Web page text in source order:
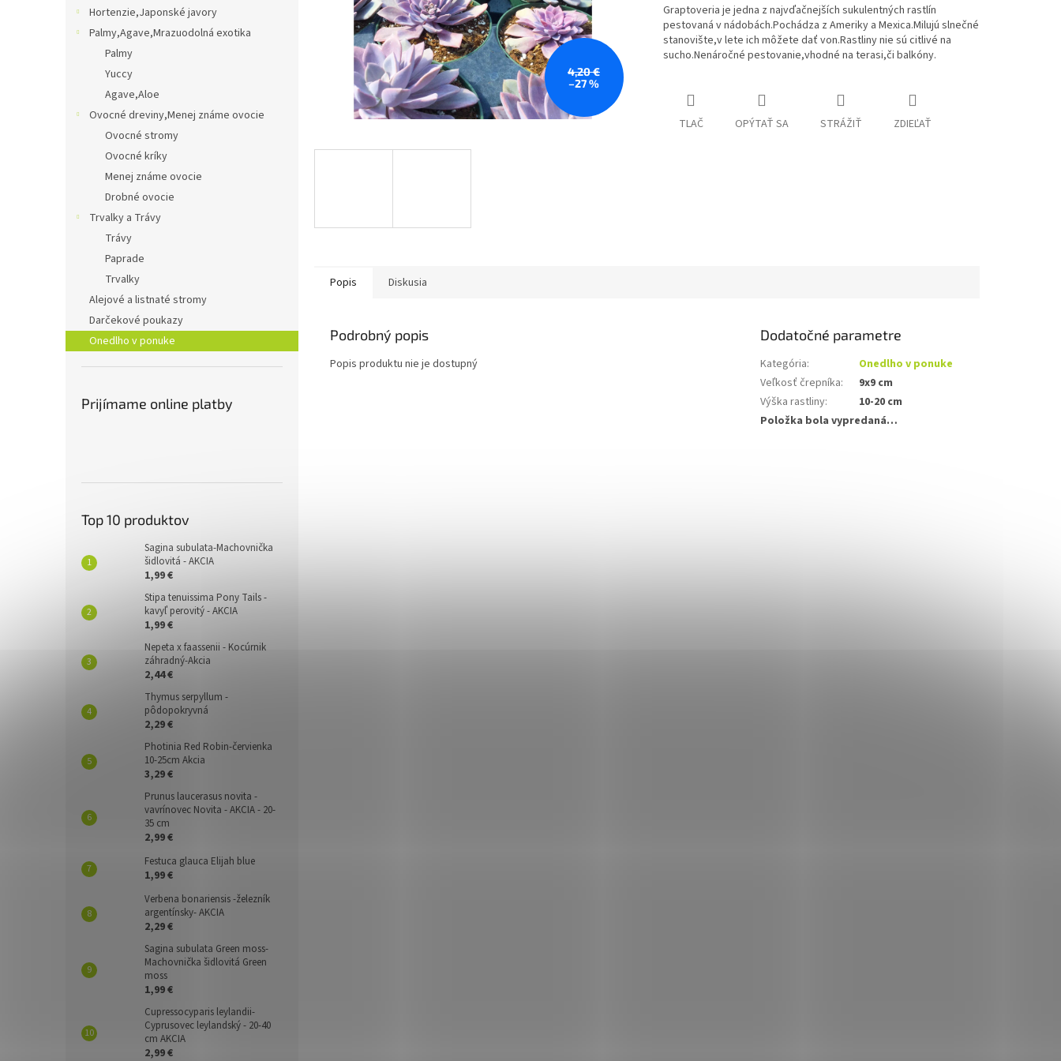
Hortenzie,Japonské javory
Palmy,Agave,Mrazuodolná exotika
Palmy
Yuccy
Agave,Aloe
Ovocné dreviny,Menej známe ovocie
Ovocné stromy
Ovocné kríky
Menej známe ovocie
Drobné ovocie
Trvalky a Trávy
Trávy
Paprade
Trvalky
Alejové a listnaté stromy
Darčekové poukazy
Onedlho v ponuke
Prijímame online platby
Top 10 produktov
Sagina subulata-Machovnička
šidlovitá - AKCIA
1,99 €
Stipa tenuissima Pony Tails -
kavyľ perovitý - AKCIA
1,99 €
Nepeta x faassenii - Kocúrnik
záhradný-Akcia
2,44 €
Thymus serpyllum -
pôdopokryvná
2,29 €
Photinia Red Robin-červienka
10-25cm Akcia
3,29 €
Prunus laucerasus novita -
vavrínovec Novita - AKCIA - 20-
35 cm
2,99 €
Festuca glauca Elijah blue
1,99 €
Verbena bonariensis -železník
argentínsky- AKCIA
2,29 €
Sagina subulata Green moss-
Machovnička šidlovitá Green
moss
1,99 €
Cupressocyparis leylandii-
Cyprusovec leylandský - 20-40
cm AKCIA
2,99 €
4,20 €
–27 %
Graptoveria je jedna z najvďačnejších sukulentných rastlín
pestovaná v nádobách.Pochádza z Ameriky a Mexica.Milujú slnečné
stanovište,v lete ich môžete dať von.Rastliny nie sú citlivé na
sucho.Nenáročné pestovanie,vhodné na terasi,či balkóny.
TLAČ OPÝTAŤ SA STRÁŽIŤ ZDIEĽAŤ
Popis Diskusia
Podrobný popis
Popis produktu nie je dostupný
Dodatočné parametre
Kategória:
Onedlho v ponuke
Veľkosť črepníka:
9x9 cm
Výška rastliny:
10-20 cm
Položka bola vypredaná…